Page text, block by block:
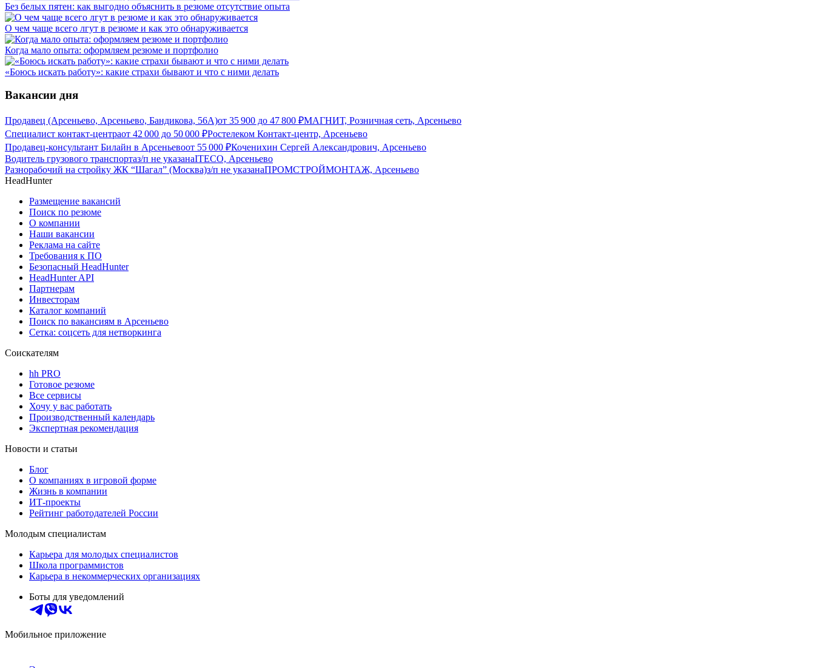
Без белых пятен: как выгодно объяснить в резюме отсутствие опыта
О чем чаще всего лгут в резюме и как это обнаруживается
Когда мало опыта: оформляем резюме и портфолио
«Боюсь искать работу»: какие страхи бывают и что с ними делать
Вакансии дня
Продавец (Арсеньево, Арсеньево, Бандикова, 56А)от 35 900 до 47 800 ₽МАГНИТ, Розничная сеть, Арсеньево
Специалист контакт-центраот 42 000 до 50 000 ₽Ростелеком Контакт-центр, Арсеньево
Продавец-консультант Билайн в Арсеньевоот 55 000 ₽Коченихин Сергей Александрович, Арсеньево
Водитель грузового транспортаз/п не указанаITECO, Арсеньево
Разнорабочий на стройку ЖК “Шагал” (Москва)з/п не указанаПРОМСТРОЙМОНТАЖ, Арсеньево
HeadHunter
Размещение вакансий
Поиск по резюме
О компании
Наши вакансии
Реклама на сайте
Требования к ПО
Безопасный HeadHunter
HeadHunter API
Партнерам
Инвесторам
Каталог компаний
Поиск по вакансиям в Арсеньево
Сетка: соцсеть для нетворкинга
Соискателям
hh PRO
Готовое резюме
Все сервисы
Хочу у вас работать
Производственный календарь
Экспертная рекомендация
Новости и статьи
Блог
О компаниях в игровой форме
Жизнь в компании
ИТ-проекты
Рейтинг работодателей России
Молодым специалистам
Карьера для молодых специалистов
Школа программистов
Карьера в некоммерческих организациях
Боты для уведомлений
Мобильное приложение